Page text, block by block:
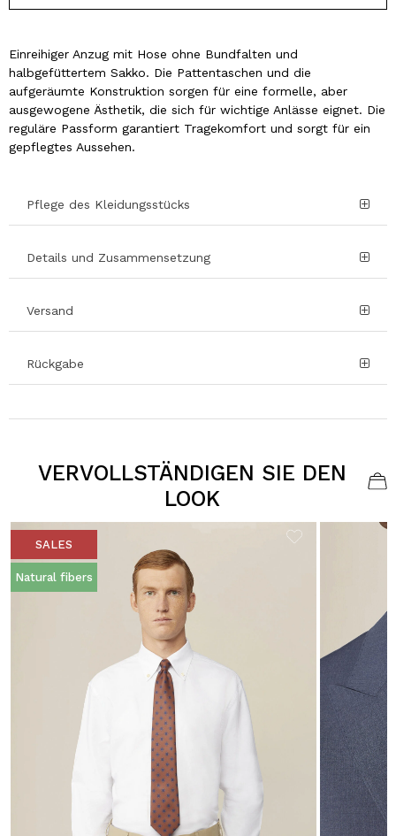
Einreihiger Anzug mit Hose ohne Bundfalten und
halbgefüttertem Sakko. Die Pattentaschen und die
aufgeräumte Konstruktion sorgen für eine formelle, aber
ausgewogene Ästhetik, die sich für wichtige Anlässe eignet. Die
reguläre Passform garantiert Tragekomfort und sorgt für ein
gepflegtes Aussehen.
Pflege des Kleidungsstücks
Details und Zusammensetzung
Versand
Rückgabe
VERVOLLSTÄNDIGEN SIE DEN
LOOK
SALES
Natural fibers